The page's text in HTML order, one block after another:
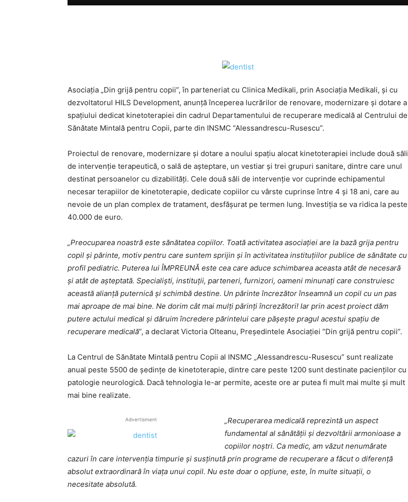
Asociația „Din grijă pentru copii”, în parteneriat cu Clinica Medikali, prin Asociația Medikali, și cu
dezvoltatorul HILS Development, anunță începerea lucrărilor de renovare, modernizare și dotare a
spațiului dedicat kinetoterapiei din cadrul Departamentului de recuperare medicală al Centrului de
Sănătate Mintală pentru Copii, parte din INSMC “Alessandrescu-Rusescu”.
Proiectul de renovare, modernizare și dotare a noului spațiu alocat kinetoterapiei include două săli
de intervenție terapeutică, o sală de așteptare, un vestiar și trei grupuri sanitare, dintre care unul
destinat persoanelor cu dizabilități. Cele două săli de intervenție vor cuprinde echipamentul
necesar terapiilor de kinetoterapie, dedicate copiilor cu vârste cuprinse între 4 și 18 ani, care au
nevoie de un plan complex de tratament, desfășurat pe termen lung. Investiția se va ridica la peste
40.000 de euro.
„Preocuparea noastră este sănătatea copiilor. Toată activitatea asociației are la bază grija pentru
copil și părinte, motiv pentru care suntem sprijin și în activitatea instituțiilor publice de sănătate cu
profil pediatric. Puterea lui ÎMPREUNĂ este cea care aduce schimbarea aceasta atât de necesară
și atât de așteptată. Specialiști, instituții, parteneri, furnizori, oameni minunați care construiesc
această alianță puternică și schimbă destine. Un părinte încrezător înseamnă un copil cu un pas
mai aproape de mai bine. Ne dorim cât mai mulți părinți încrezători! Iar prin acest proiect dăm
putere actului medical și dăruim încredere părintelui care pășește pragul acestui spațiu de
recuperare medicală”, a declarat Victoria Olteanu, Președintele Asociației ”Din grijă pentru copii”.
La Centrul de Sănătate Mintală pentru Copii al INSMC „Alessandrescu-Rusescu” sunt realizate
anual peste 5500 de ședințe de kinetoterapie, dintre care peste 1200 sunt destinate pacienților cu
patologie neurologică. Dacă tehnologia le-ar permite, aceste ore ar putea fi mult mai multe și mult
mai bine realizate.
Advertisment
„Recuperarea medicală reprezintă un aspect
fundamental al sănătății și dezvoltării armonioase a
copiilor noștri. Ca medic, am văzut nenumărate
cazuri în care intervenția timpurie și susținută prin programe de recuperare a făcut o diferență
absolut extraordinară în viața unui copil. Nu este doar o opțiune, este, în multe situații, o
necesitate absolută.